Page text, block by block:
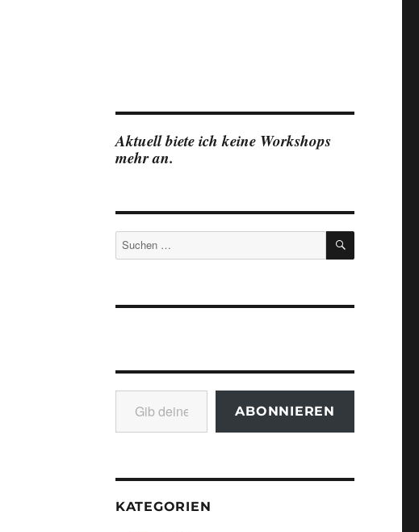
Aktuell biete ich keine Workshops
mehr an.
Suchen
nach:
SUCHEN
Gib deine E-Mail-Adresse ein ...
ABONNIEREN
KATEGORIEN